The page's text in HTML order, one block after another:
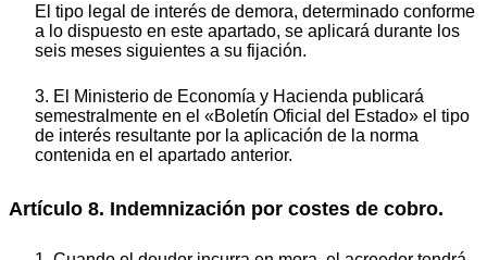
El tipo legal de interés de demora, determinado conforme
a lo dispuesto en este apartado, se aplicará durante los
seis meses siguientes a su fijación.
3. El Ministerio de Economía y Hacienda publicará
semestralmente en el «Boletín Oficial del Estado» el tipo
de interés resultante por la aplicación de la norma
contenida en el apartado anterior.
Artículo 8. Indemnización por costes de cobro.